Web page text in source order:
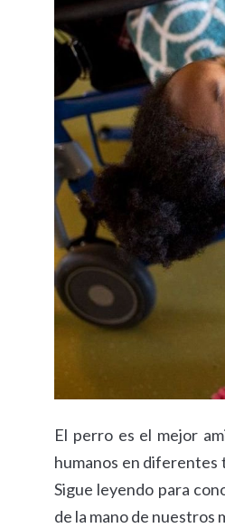
El perro es el mejor
humanos en diferentes
Sigue leyendo para
de la mano de nuestros